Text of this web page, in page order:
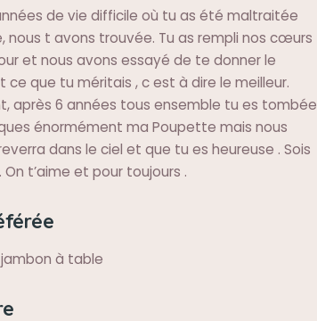
de vie difficile où tu as été maltraitée
nous t avons trouvée. Tu as rempli nos cœurs
et nous avons essayé de te donner le
ce que tu méritais , c est à dire le meilleur.
après 6 années tous ensemble tu es tombée
énormément ma Poupette mais nous
dans le ciel et que tu es heureuse . Sois
t’aime et pour toujours .
à table